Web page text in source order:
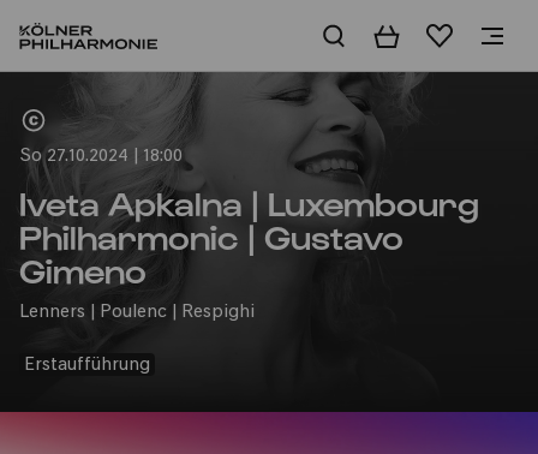
WarenkorbMerkliste
So 27.10.2024 | 18:00
Iveta Apkalna | Luxembourg
Philharmonic | Gustavo
Gimeno
Lenners | Poulenc | Respighi
Erstaufführung